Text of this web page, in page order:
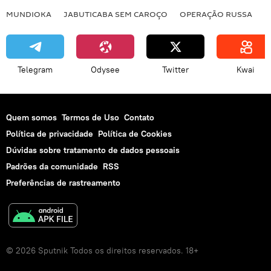
Força Aérea
narcotráfico
fronteira
defesa cibernética
guerra eletrônica
defesa química
defesa biológica
aeronaves
aviões
MUNDIOKA JABUTICABA SEM CAROÇO OPERAÇÃO RUSSA
Telegram Odysee Twitter Kwai
Quem somos Termos de Uso Contato
Política de privacidade Política de Cookies
Dúvidas sobre tratamento de dados pessoais
Padrões da comunidade RSS
Preferências de rastreamento
© 2026 Sputnik Todos os direitos reservados. 18+